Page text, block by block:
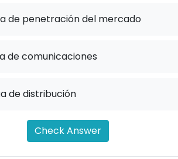
de penetración del mercado
de comunicaciones
de distribución
Check Answer